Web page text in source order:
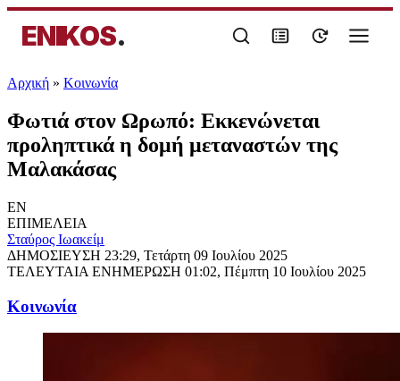
ENIKOS.
Αρχική » Κοινωνία
Φωτιά στον Ωρωπό: Εκκενώνεται
προληπτικά η δομή μεταναστών της
Μαλακάσας
EN
ΕΠΙΜΕΛΕΙΑ
Σταύρος Ιωακείμ
ΔΗΜΟΣΙΕΥΣΗ 23:29, Τετάρτη 09 Ιουλίου 2025
ΤΕΛΕΥΤΑΙΑ ΕΝΗΜΕΡΩΣΗ 01:02, Πέμπτη 10 Ιουλίου 2025
Κοινωνία